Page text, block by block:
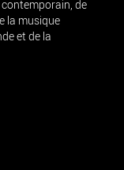
de
la musique
et de la